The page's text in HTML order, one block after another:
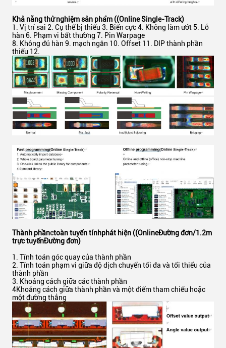
Khả năng thử nghiệm sản phẩm ((Online Single-Track)
Vị trí sai 2. Cụ thể bị thiếu 3. Biến cực 4. Không làm ướt 5. Lỗ
hàn 6. Phạm vi bất thường 7. Pin Warpage
8. Không đủ hàn 9. mạch ngắn 10. Offset 11. DIP thành phần
thiếu 12.
Thành phầnctoàn tuyến tínhphát hiện ((OnlineĐường đơn/1.2m
trực tuyếnĐường đơn)
1. Tính toán góc quay của thành phần
2. Tính toán phạm vi giữa độ dịch chuyển tối đa và tối thiểu của
thành phần
3. Khoảng cách giữa các thành phần
4Khoảng cách giữa thành phần và một điểm tham chiếu hoặc
một đường thẳng